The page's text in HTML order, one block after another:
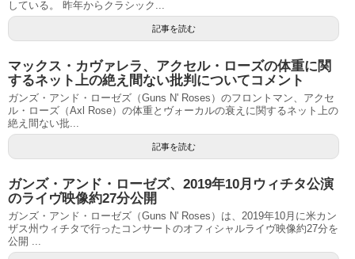
している。 昨年からクラシック...
記事を読む
マックス・カヴァレラ、アクセル・ローズの体重に関
するネット上の絶え間ない批判についてコメント
ガンズ・アンド・ローゼズ（Guns N' Roses）のフロントマン、アクセ
ル・ローズ（Axl Rose）の体重とヴォーカルの衰えに関するネット上の
絶え間ない批...
記事を読む
ガンズ・アンド・ローゼズ、2019年10月ウィチタ公演
のライヴ映像約27分公開
ガンズ・アンド・ローゼズ（Guns N' Roses）は、2019年10月に米カン
ザス州ウィチタで行ったコンサートのオフィシャルライヴ映像約27分を
公開 ...